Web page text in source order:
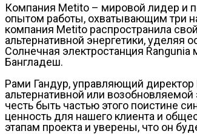
Компания Metito – мировой лидер и
опытом работы, охватывающим три
компания Metito распространила
альтернативной энергетики, уделяя
Солнечная электростанция
Бангладеш.
Рами Гандур, управляющий
альтернативной или
честь быть частью этого поистине
ценность для нашего клиента и
этапам проекта и уверены, что он